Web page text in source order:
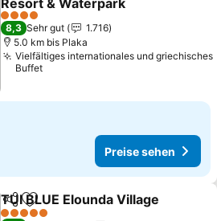
Resort & Waterpark
Preise sehen
4 Sterne
8,3 Sehr gut
1.716
5.0 km bis Plaka
Vielfältiges internationales und griechisches
Buffet
Preise sehen
TeilenZu Favoriten hinzufügen
TUI BLUE Elounda Village
5 Sterne